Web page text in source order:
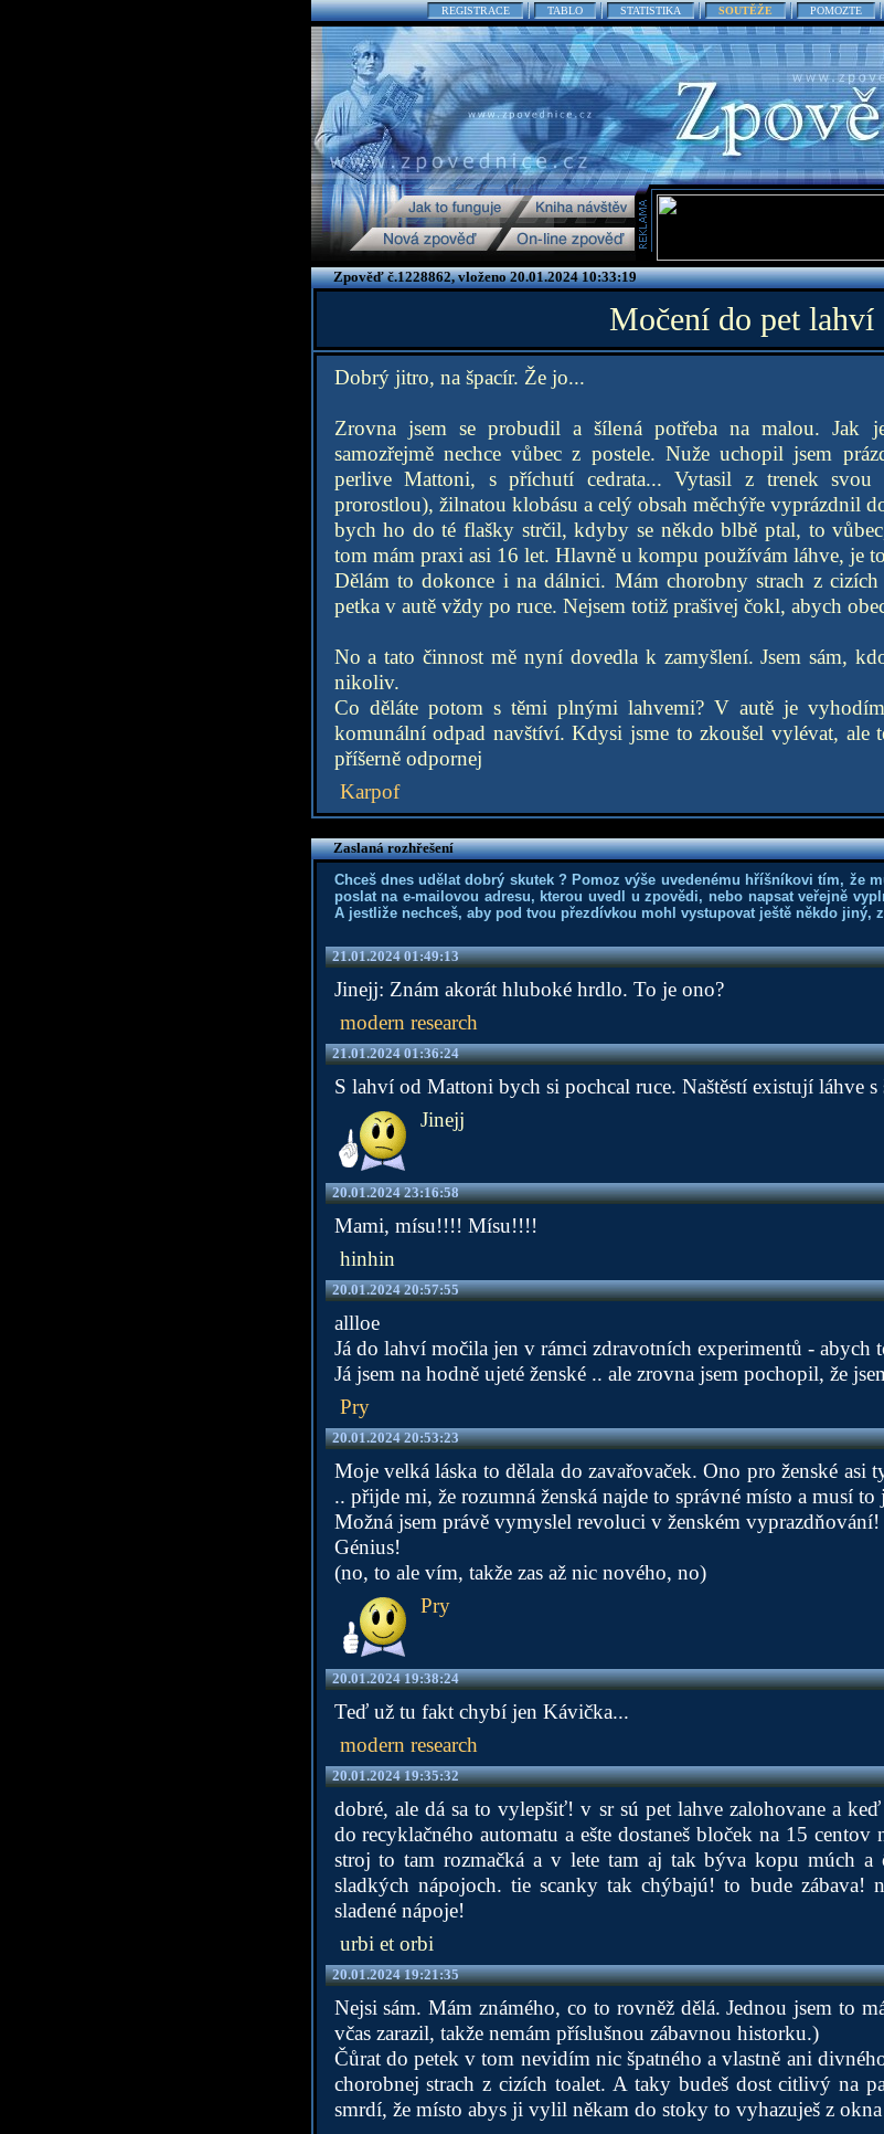
REGISTRACE TABLO STATISTIKA SOUTĚŽE POMOZTE
Zpověď č.1228862, vloženo 20.01.2024 10:33:19
Močení do pet lahví
Dobrý jitro, na špacír. Že jo...
Zrovna jsem se probudil a šílená potřeba na malou. Jak
samozřejmě nechce vůbec z postele. Nuže uchopil jsem
perlive Mattoni, s příchutí cedrata... Vytasil z trenek svou
prorostlou), žilnatou klobásu a celý obsah měchýře vyprázdnil
bych ho do té flašky strčil, kdyby se někdo blbě ptal, to
tom mám praxi asi 16 let. Hlavně u kompu používám láhve, je
Dělám to dokonce i na dálnici. Mám chorobny strach z
petka v autě vždy po ruce. Nejsem totiž prašivej čokl, abych
No a tato činnost mě nyní dovedla k zamyšlení. Jsem sám,
nikoliv.
Co děláte potom s těmi plnými lahvemi? V autě je
komunální odpad navštíví. Kdysi jsme to zkoušel vylévat, ale
příšerně odpornej
Karpof
Zaslaná rozhřešení
Chceš dnes udělat dobrý skutek ? Pomoz výše uvedenému hříšníkovi tím, že
poslat na e-mailovou adresu, kterou uvedl u zpovědi, nebo napsat veřejně
A jestliže nechceš, aby pod tvou přezdívkou mohl vystupovat ještě někdo jiný,
21.01.2024 01:49:13
Jinejj: Znám akorát hluboké hrdlo. To je ono?
modern research
21.01.2024 01:36:24
S lahví od Mattoni bych si pochcal ruce. Naštěstí existují láhve
Jinejj
20.01.2024 23:16:58
Mami, mísu!!!! Mísu!!!!
hinhin
20.01.2024 20:57:55
allloe
Já do lahví močila jen v rámci zdravotních experimentů - abych
Já jsem na hodně ujeté ženské .. ale zrovna jsem pochopil, že
Pry
20.01.2024 20:53:23
Moje velká láska to dělala do zavařovaček. Ono pro ženské asi
.. přijde mi, že rozumná ženská najde to správné místo a musí to
Možná jsem právě vymyslel revoluci v ženském vyprazdňování!
Génius!
(no, to ale vím, takže zas až nic nového, no)
Pry
20.01.2024 19:38:24
Teď už tu fakt chybí jen Kávička...
modern research
20.01.2024 19:35:32
dobré, ale dá sa to vylepšiť! v sr sú pet lahve zalohovane a
do recyklačného automatu a ešte dostaneš bloček na 15
stroj to tam rozmačká a v lete tam aj tak býva kopu múch
sladkých nápojoch. tie scanky tak chýbajú! to bude zábava!
sladené nápoje!
urbi et orbi
20.01.2024 19:21:35
Nejsi sám. Mám známého, co to rovněž dělá. Jednou jsem to
včas zarazil, takže nemám příslušnou zábavnou historku.)
Čůrat do petek v tom nevidím nic špatného a vlastně ani
chorobnej strach z cizích toalet. A taky budeš dost citlivý na
smrdí, že místo abys ji vylil někam do stoky to vyhazuješ z okna